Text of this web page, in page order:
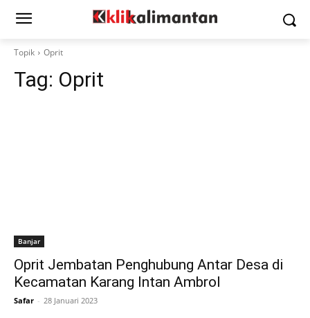
Topik Oprit
Tag: Oprit
Banjar
Oprit Jembatan Penghubung Antar Desa di
Kecamatan Karang Intan Ambrol
Safar - 28 Januari 2023